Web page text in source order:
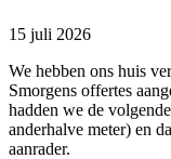
15 juli 2026
We hebben ons huis
Smorgens offertes
hadden we de
anderhalve meter) en
aanrader.